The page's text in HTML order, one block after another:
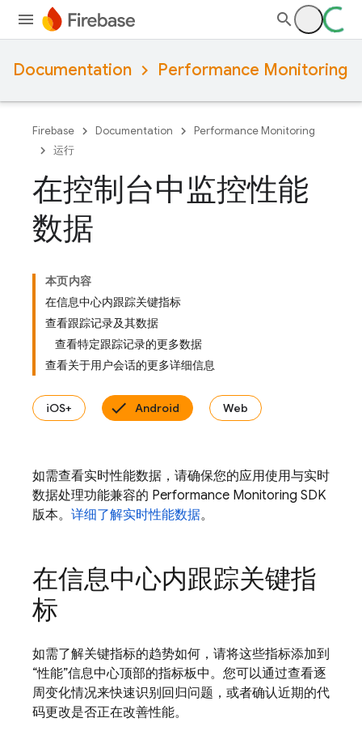
Documentation Performance Monitoring
Firebase Documentation
Performance Monitoring
运行
在控制台中监控性能
数据
本页内容
在信息中心内跟踪关键指标
查看跟踪记录及其数据
查看特定跟踪记录的更多数据
查看关于用户会话的更多详细信息
iOS+ Android Web
如需查看实时性能数据，请确保您的应用使用与实时
数据处理功能兼容的 Performance Monitoring SDK
版本。 详细了解实时性能数据。
在信息中心内跟踪关键指
标
如需了解关键指标的趋势如何，请将这些指标添加到
“性能”信息中心顶部的指标板中。您可以通过查看逐
周变化情况来快速识别回归问题，或者确认近期的代
码更改是否正在改善性能。